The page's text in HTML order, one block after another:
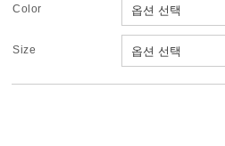
Color
Size